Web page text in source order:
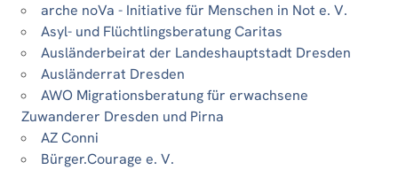
arche noVa - Initiative für Menschen in Not e. V.
Asyl- und Flüchtlingsberatung Caritas
Ausländerbeirat der Landeshauptstadt Dresden
Ausländerrat Dresden
AWO Migrationsberatung für erwachsene
Zuwanderer Dresden und Pirna
AZ Conni
Bürger.Courage e. V.